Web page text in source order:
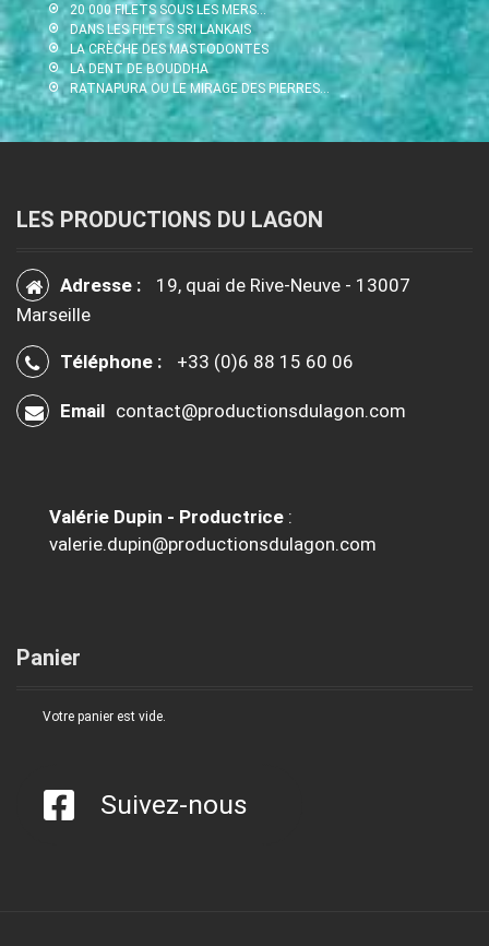
20 000 FILETS SOUS LES MERS…
DANS LES FILETS SRI LANKAIS
LA CRÈCHE DES MASTODONTES
LA DENT DE BOUDDHA
RATNAPURA OU LE MIRAGE DES PIERRES…
LES PRODUCTIONS DU LAGON
Adresse :
19, quai de Rive-Neuve - 13007
Marseille
Téléphone : +33 (0)6 88 15 60 06
Email contact@productionsdulagon.com
Valérie Dupin - Productrice :
valerie.dupin@productionsdulagon.com
Panier
Votre panier est vide.
Suivez-nous